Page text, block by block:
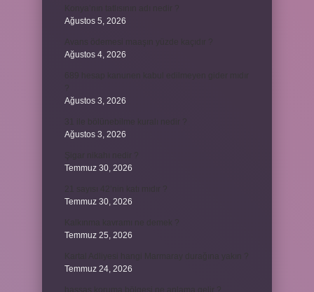
Ağustos 5, 2026
Ağustos 4, 2026
Ağustos 3, 2026
Ağustos 3, 2026
Temmuz 30, 2026
Temmuz 30, 2026
Temmuz 25, 2026
Temmuz 24, 2026